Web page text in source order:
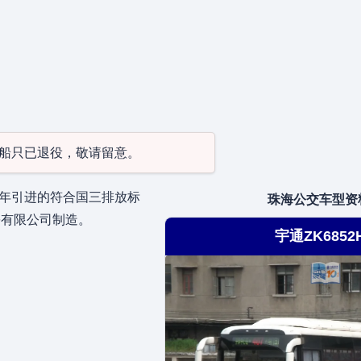
只已退役，敬请留意。
珠海公交车型资
宇通
引进的符合国三排放标
限公司制造。